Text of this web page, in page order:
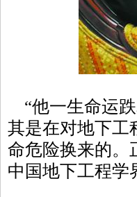
“他一生命运
其是在对地下工
命危险换来的。
中国地下工程学